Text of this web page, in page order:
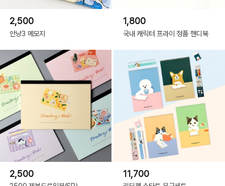
2,500
안냥3 메모지
1,800
국내 캐릭터 프라이 정품 핸디북
2,500 11,700